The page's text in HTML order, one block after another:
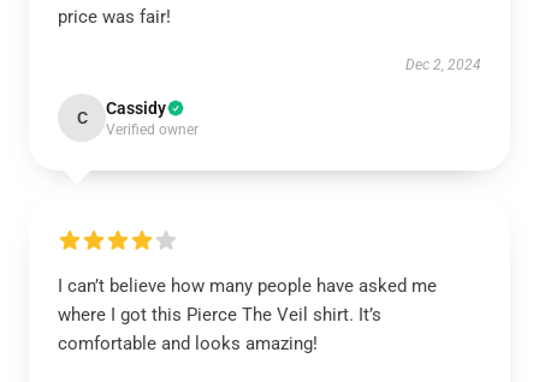
price was fair!
Dec 2, 2024
C Cassidy
Verified owner
I can’t believe how many people have asked me
where I got this Pierce The Veil shirt. It’s
comfortable and looks amazing!